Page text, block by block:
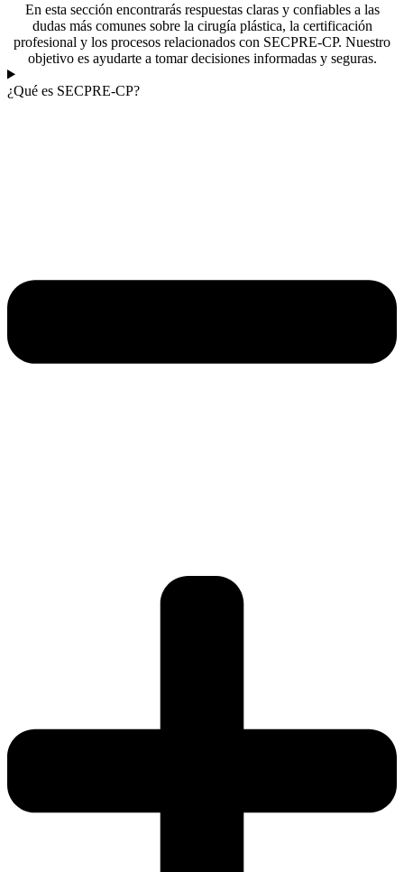
En esta sección encontrarás respuestas claras y confiables a las
dudas más comunes sobre la cirugía plástica, la certificación
profesional y los procesos relacionados con SECPRE-CP. Nuestro
objetivo es ayudarte a tomar decisiones informadas y seguras.
¿Qué es SECPRE-CP?